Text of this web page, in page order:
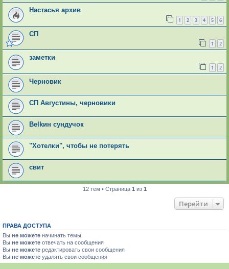
Настасья архив
1 2 3 4 5 6
СП
1 2
заметки
1 2
Черновик
СП Августины, черновики
Belkин сундучок
"Хотелки", чтобы не потерять
свит
12 тем • Страница 1 из 1
Перейти
ПРАВА ДОСТУПА
Вы не можете начинать темы
Вы не можете отвечать на сообщения
Вы не можете редактировать свои сообщения
Вы не можете удалять свои сообщения